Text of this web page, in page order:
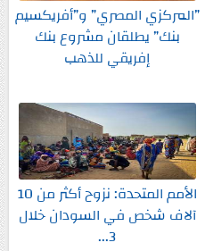
”المركزي المصري” و”أفريكسيم
بنك” يطلقان مشروع بنك
إفريقي للذهب
الأمم المتحدة: نزوح أكثر من 10
آلاف شخص في السودان خلال
3...